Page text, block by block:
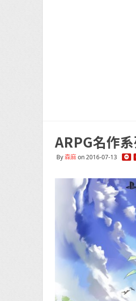
ARPG名作
By森麻on 2016-07-13